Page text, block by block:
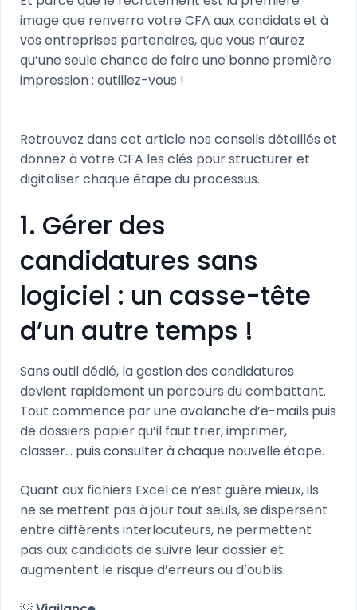
image que renverra votre CFA aux candidats et à
vos entreprises partenaires, que vous n’aurez
qu’une seule chance de faire une bonne première
impression : outillez-vous !
Retrouvez dans cet article nos conseils détaillés et
donnez à votre CFA les clés pour structurer et
digitaliser chaque étape du processus.
1. Gérer des
candidatures sans
logiciel : un casse-tête
d’un autre temps !
Sans outil dédié, la gestion des candidatures
devient rapidement un parcours du combattant.
Tout commence par une avalanche d’e-mails puis
de dossiers papier qu’il faut trier, imprimer,
classer… puis consulter à chaque nouvelle étape.
Quant aux fichiers Excel ce n’est guère mieux, ils
ne se mettent pas à jour tout seuls, se dispersent
entre différents interlocuteurs, ne permettent
pas aux candidats de suivre leur dossier et
augmentent le risque d’erreurs ou d’oublis.